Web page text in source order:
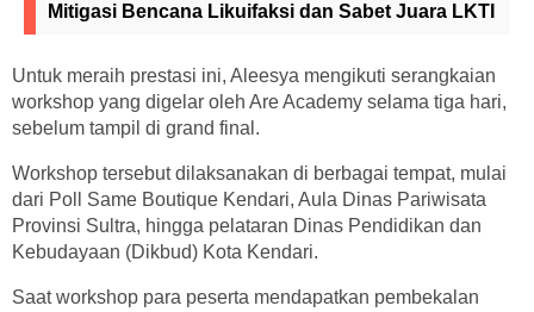
Mitigasi Bencana Likuifaksi dan Sabet Juara LKTI
Untuk meraih prestasi ini, Aleesya mengikuti serangkaian
workshop yang digelar oleh Are Academy selama tiga hari,
sebelum tampil di grand final.
Workshop tersebut dilaksanakan di berbagai tempat, mulai
dari Poll Same Boutique Kendari, Aula Dinas Pariwisata
Provinsi Sultra, hingga pelataran Dinas Pendidikan dan
Kebudayaan (Dikbud) Kota Kendari.
Saat workshop para peserta mendapatkan pembekalan